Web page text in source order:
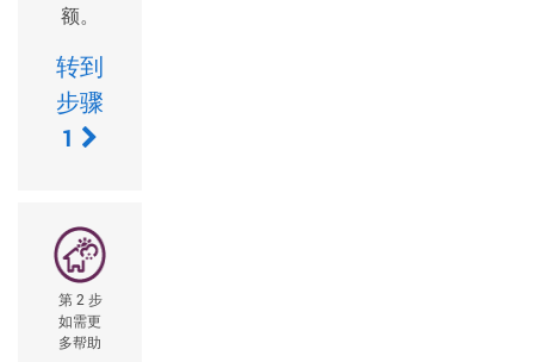
额。
转到
步骤
1
第 2 步
如需更
多帮助